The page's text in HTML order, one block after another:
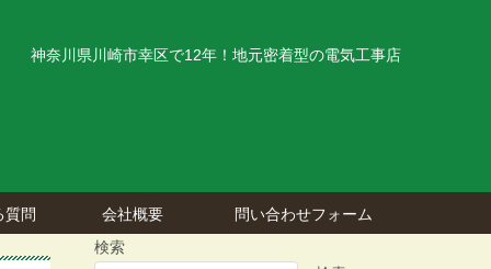
神奈川県川崎市幸区で12年！地元密着型の電気工事店
質問 会社概要
問い合わせフォーム
検索